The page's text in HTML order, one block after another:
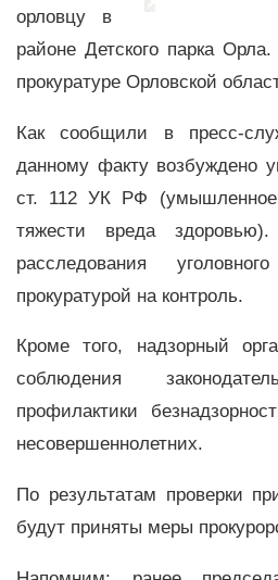
орловцу в
районе Детского парка
прокуратуре Орловской
Как сообщили в пресс-
данному факту возбуждено
ст. 112 УК РФ (умышленное
тяжести вреда
расследования
прокуратурой на контроль.
Кроме того, надзорный
соблюдения
профилактики
несовершеннолетних.
По результатам проверки
будут приняты меры